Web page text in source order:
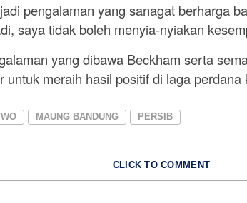
pengalaman yang sanagat berharga
saya tidak boleh menyia-nyiakan
yang dibawa Beckham serta
untuk meraih hasil positif di laga
MAUNG BANDUNG PERSIB
CLICK TO COMMENT